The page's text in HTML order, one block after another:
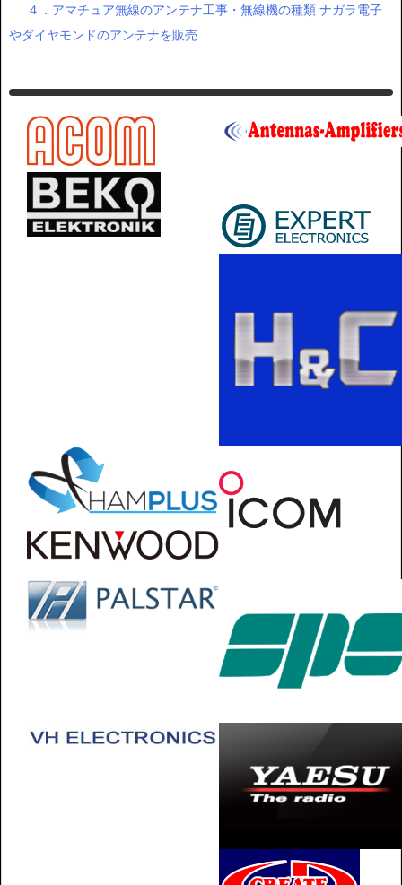
４．アマチュア無線のアンテナ工事・無線機の種類 ナガラ電子
やダイヤモンドのアンテナを販売